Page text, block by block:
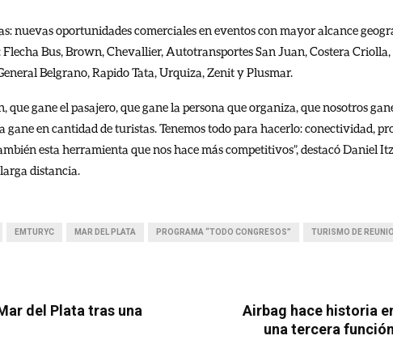
nuevas oportunidades comerciales en eventos con mayor alcance
Bus, Brown, Chevallier, Autotransportes San Juan, Costera
Belgrano, Rapido Tata, Urquiza, Zenit y Plusmar.
que gane el pasajero, que gane la persona que organiza, que nosotros
gane en cantidad de turistas. Tenemos todo para hacerlo: conectividad,
esta herramienta que nos hace más competitivos”, destacó Daniel
distancia.
EMTURYC MAR DEL PLATA PROGRAMA “TODO CONGRESOS” TURISMO DE
del Plata tras una
Airbag hace historia
una tercera